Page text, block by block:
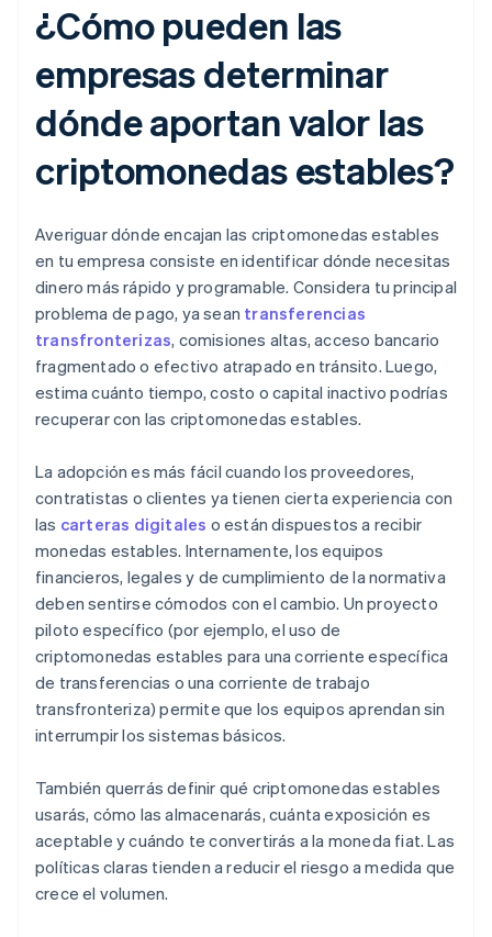
¿Cómo pueden las
empresas determinar
dónde aportan valor las
criptomonedas estables?
Averiguar dónde encajan las criptomonedas estables
en tu empresa consiste en identificar dónde necesitas
dinero más rápido y programable. Considera tu principal
problema de pago, ya sean transferencias
transfronterizas, comisiones altas, acceso bancario
fragmentado o efectivo atrapado en tránsito. Luego,
estima cuánto tiempo, costo o capital inactivo podrías
recuperar con las criptomonedas estables.
La adopción es más fácil cuando los proveedores,
contratistas o clientes ya tienen cierta experiencia con
las carteras digitales o están dispuestos a recibir
monedas estables. Internamente, los equipos
financieros, legales y de cumplimiento de la normativa
deben sentirse cómodos con el cambio. Un proyecto
piloto específico (por ejemplo, el uso de
criptomonedas estables para una corriente específica
de transferencias o una corriente de trabajo
transfronteriza) permite que los equipos aprendan sin
interrumpir los sistemas básicos.
También querrás definir qué criptomonedas estables
usarás, cómo las almacenarás, cuánta exposición es
aceptable y cuándo te convertirás a la moneda fiat. Las
políticas claras tienden a reducir el riesgo a medida que
crece el volumen.